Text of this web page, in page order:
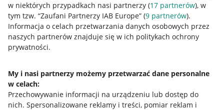
w niektórych przypadkach nasi partnerzy (17 partnerów), w
tym tzw. “Zaufani Partnerzy IAB Europe” (9 partnerów).
Informacja o celach przetwarzania danych osobowych przez
naszych partnerów znajduje się w ich politykach ochrony
prywatności.
My i nasi partnerzy możemy przetwarzać dane personalne
w celach:
Przechowywanie informacji na urządzeniu lub dostęp do
nich. Spersonalizowane reklamy i treści, pomiar reklam i
Przydatne informacje
Jak to działa
Allegro Gadane dla sprzedających
Allegro Gadane dla kupujących